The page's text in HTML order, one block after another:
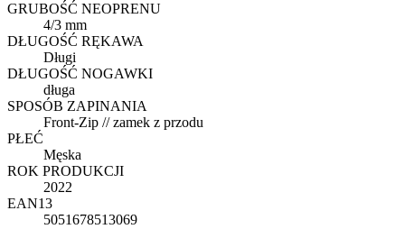
GRUBOŚĆ NEOPRENU
4/3 mm
DŁUGOŚĆ RĘKAWA
Długi
DŁUGOŚĆ NOGAWKI
długa
SPOSÓB ZAPINANIA
Front-Zip // zamek z przodu
PŁEĆ
Męska
ROK PRODUKCJI
2022
EAN13
5051678513069